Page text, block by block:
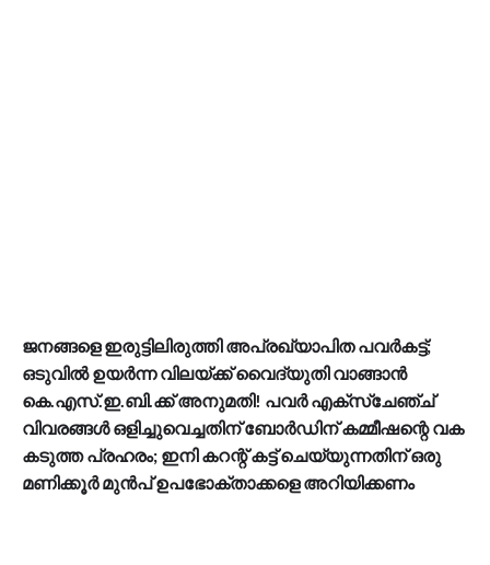
ജനങ്ങളെ ഇരുട്ടിലിരുത്തി അപ്രഖ്യാപിത പവര്‍കട്ട്;
ഒടുവില്‍ ഉയര്‍ന്ന വിലയ്ക്ക് വൈദ്യുതി വാങ്ങാന്‍
കെ.എസ്.ഇ.ബി.ക്ക് അനുമതി! പവര്‍ എക്‌സ്‌ചേഞ്ച്
വിവരങ്ങള്‍ ഒളിച്ചുവെച്ചതിന് ബോര്‍ഡിന് കമ്മീഷന്റെ വക
കടുത്ത പ്രഹരം; ഇനി കറന്റ് കട്ട് ചെയ്യുന്നതിന് ഒരു
മണിക്കൂര്‍ മുന്‍പ് ഉപഭോക്താക്കളെ അറിയിക്കണം